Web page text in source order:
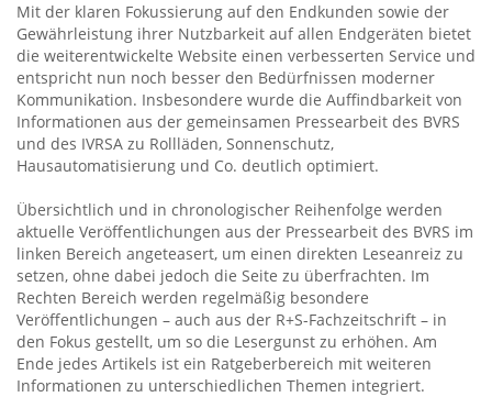
Mit der klaren Fokussierung auf den Endkunden sowie der
Gewährleistung ihrer Nutzbarkeit auf allen Endgeräten bietet
die weiterentwickelte Website einen verbesserten Service und
entspricht nun noch besser den Bedürfnissen moderner
Kommunikation. Insbesondere wurde die Auffindbarkeit von
Informationen aus der gemeinsamen Pressearbeit des BVRS
und des IVRSA zu Rollläden, Sonnenschutz,
Hausautomatisierung und Co. deutlich optimiert.
Übersichtlich und in chronologischer Reihenfolge werden
aktuelle Veröffentlichungen aus der Pressearbeit des BVRS im
linken Bereich angeteasert, um einen direkten Leseanreiz zu
setzen, ohne dabei jedoch die Seite zu überfrachten. Im
Rechten Bereich werden regelmäßig besondere
Veröffentlichungen – auch aus der R+S-Fachzeitschrift – in
den Fokus gestellt, um so die Lesergunst zu erhöhen. Am
Ende jedes Artikels ist ein Ratgeberbereich mit weiteren
Informationen zu unterschiedlichen Themen integriert.